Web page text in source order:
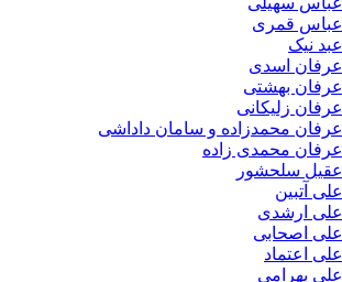
عباس قمری
عبد نیک
عرفان اسدی
عرفان بهشتی
عرفان زلیکانی
عرفان محمدزاده و سامان داداشی
عرفان محمدی زاده
عقیل سلحشور
علی آتبین
علی ارشدی
علی اصحابی
علی اعتماد
علی بهرامی